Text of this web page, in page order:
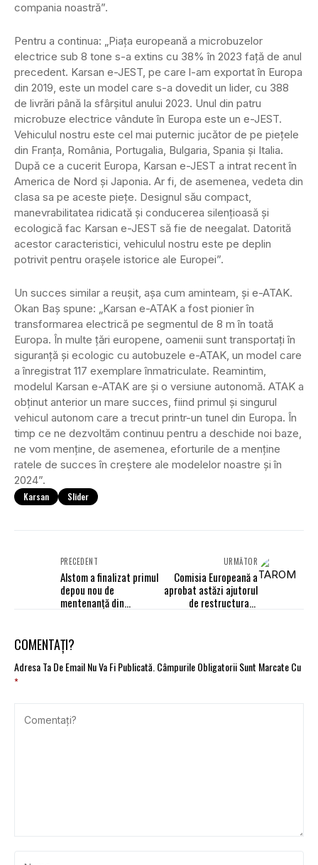
compania noastră”.
Pentru a continua: „Piața europeană a microbuzelor
electrice sub 8 tone s-a extins cu 38% în 2023 față de anul
precedent. Karsan e-JEST, pe care l-am exportat în Europa
din 2019, este un model care s-a dovedit un lider, cu 388
de livrări până la sfârșitul anului 2023. Unul din patru
microbuze electrice vândute în Europa este un e-JEST.
Vehiculul nostru este cel mai puternic jucător de pe piețele
din Franța, România, Portugalia, Bulgaria, Spania și Italia.
După ce a cucerit Europa, Karsan e-JEST a intrat recent în
America de Nord și Japonia. Ar fi, de asemenea, vedeta din
clasa sa pe aceste piețe. Designul său compact,
manevrabilitatea ridicată și conducerea silențioasă și
ecologică fac Karsan e-JEST să fie de neegalat. Datorită
acestor caracteristici, vehiculul nostru este pe deplin
potrivit pentru orașele istorice ale Europei”.
Un succes similar a reușit, așa cum aminteam, și e-ATAK.
Okan Baș spune: „Karsan e-ATAK a fost pionier în
transformarea electrică pe segmentul de 8 m în toată
Europa. În multe țări europene, oamenii sunt transportați în
siguranță și ecologic cu autobuzele e-ATAK, un model care
a înregistrat 117 exemplare înmatriculate. Reamintim,
modelul Karsan e-ATAK are și o versiune autonomă. ATAK a
obținut anterior un mare succes, fiind primul și singurul
vehicul autonom care a trecut printr-un tunel din Europa. În
timp ce ne dezvoltăm continuu pentru a deschide noi baze,
ne vom menține, de asemenea, eforturile de a menține
ratele de succes în creștere ale modelelor noastre și în
2024”.
Karsan Slider
PRECEDENT
Alstom a finalizat primul
depou nou de
mentenanţă din
URMĂTOR
Comisia Europeană a
aprobat astăzi ajutorul
de restructurare
COMENTAȚI?
Adresa Ta De Email Nu Va Fi Publicată. Câmpurile Obligatorii Sunt Marcate Cu
*